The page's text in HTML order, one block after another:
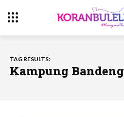
TAG RESULTS:
Kampung Bandeng